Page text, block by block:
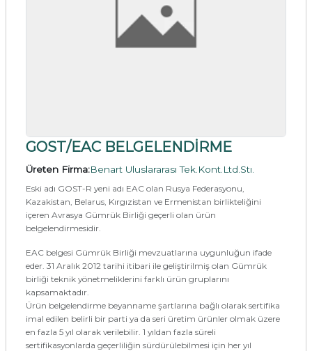
GOST/EAC BELGELENDİRME
Üreten Firma:Benart Uluslararası Tek.Kont.Ltd.Stı.
Eski adı GOST-R yeni adı EAC olan Rusya Federasyonu,
Kazakistan, Belarus, Kırgızistan ve Ermenistan birlikteliğini
içeren Avrasya Gümrük Birliği geçerli olan ürün
belgelendirmesidir.
EAC belgesi Gümrük Birliği mevzuatlarına uygunluğun ifade
eder. 31 Aralık 2012 tarihi itibari ile geliştirilmiş olan Gümrük
birliği teknik yönetmeliklerini farklı ürün gruplarını
kapsamaktadır.
Ürün belgelendirme beyanname şartlarına bağlı olarak sertifika
imal edilen belirli bir parti ya da seri üretim ürünler olmak üzere
en fazla 5 yıl olarak verilebilir. 1 yıldan fazla süreli
sertifikasyonlarda geçerliliğin sürdürülebilmesi için her yıl